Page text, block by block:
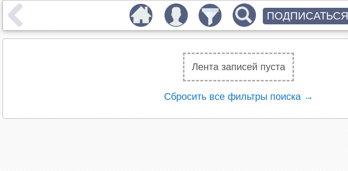
Лента записей пуста
Сбросить все фильтры поиска →
ПОДПИСАТЬСЯ